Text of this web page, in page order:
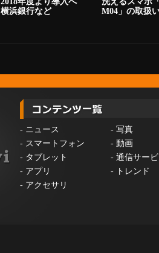
横浜銀行など
M04」の取扱
- ニュース - 写真
- スマートフォン - 動画
- タブレット - 通信サー
- アプリ -
トレンド
- アクセサリ